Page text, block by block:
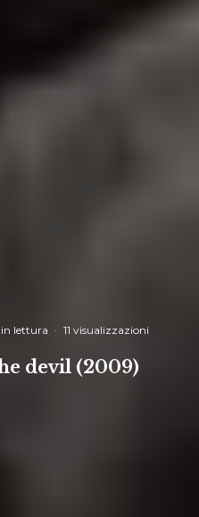
lettura · 11 visualizzazioni
devil (2009)